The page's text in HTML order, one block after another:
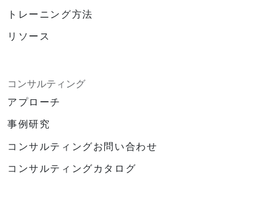
トレーニング方法
リソース
コンサルティング
アプローチ
事例研究
コンサルティングお問い合わせ
コンサルティングカタログ